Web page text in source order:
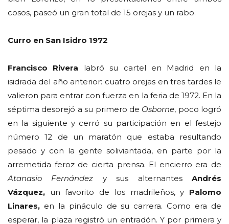
cosos, paseó un gran total de 15 orejas y un rabo.
Curro en San Isidro 1972
Francisco Rivera labró su cartel en Madrid en la
isidrada del año anterior: cuatro orejas en tres tardes le
valieron para entrar con fuerza en la feria de 1972. En la
séptima desorejó a su primero de Osborne, poco logró
en la siguiente y cerró su participación en el festejo
número 12 de un maratón que estaba resultando
pesado y con la gente soliviantada, en parte por la
arremetida feroz de cierta prensa. El encierro era de
Atanasio Fernández y sus alternantesAndrés
Vázquez, un favorito de los madrileños, y Palomo
Linares, en la pináculo de su carrera. Como era de
esperar, la plaza registró un entradón. Y por primera y